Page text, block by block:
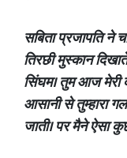
सबिता प्रजापति ने
तिरछी मुस्कान
सिंघम। तुम आज मेरी
आसानी से तुम्हारा
जाती। पर मैने ऐसा